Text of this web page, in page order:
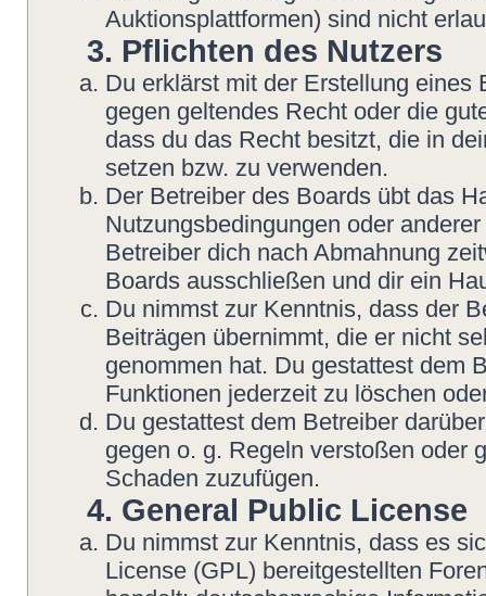
Auktionsplattformen) sind nicht
3. Pflichten des Nutzers
Du erklärst mit der Erstellung eines
gegen geltendes Recht oder die
dass du das Recht besitzt, die in
setzen bzw. zu verwenden.
Der Betreiber des Boards übt das
Nutzungsbedingungen oder
Betreiber dich nach Abmahnung
Boards ausschließen und dir ein
Du nimmst zur Kenntnis, dass der
Beiträgen übernimmt, die er nicht
genommen hat. Du gestattest dem
Funktionen jederzeit zu löschen
Du gestattest dem Betreiber
gegen o. g. Regeln verstoßen oder
Schaden zuzufügen.
4. General Public License
Du nimmst zur Kenntnis, dass es
License (GPL) bereitgestellten